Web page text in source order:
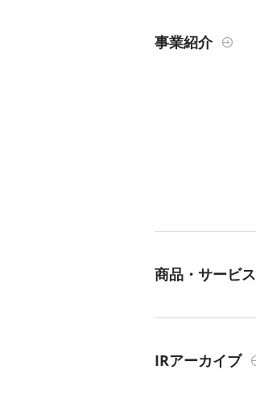
事業紹介
商品・サービス
IRアーカイブ